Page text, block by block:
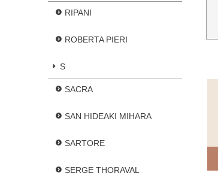
RIPANI
ROBERTA PIERI
S
SACRA
SAN HIDEAKI MIHARA
SARTORE
SERGE THORAVAL